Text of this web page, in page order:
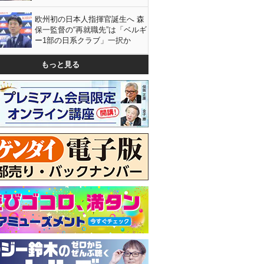
欧州初の日本人指揮官誕生へ 森
保一監督の“再就職先”は「ベルギ
ー1部の日系クラブ」一択か
もっと見る